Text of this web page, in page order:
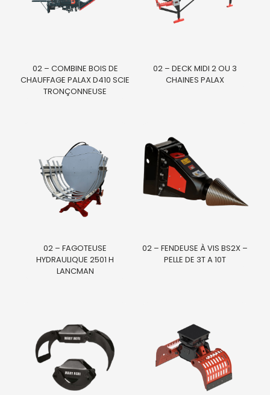
02 – COMBINE BOIS DE
CHAUFFAGE PALAX D410 SCIE
TRONÇONNEUSE
02 – DECK MIDI 2 OU 3
CHAINES PALAX
02 – FAGOTEUSE
HYDRAULIQUE 2501 H
LANCMAN
02 – FENDEUSE À VIS BS2X –
PELLE DE 3T A 10T